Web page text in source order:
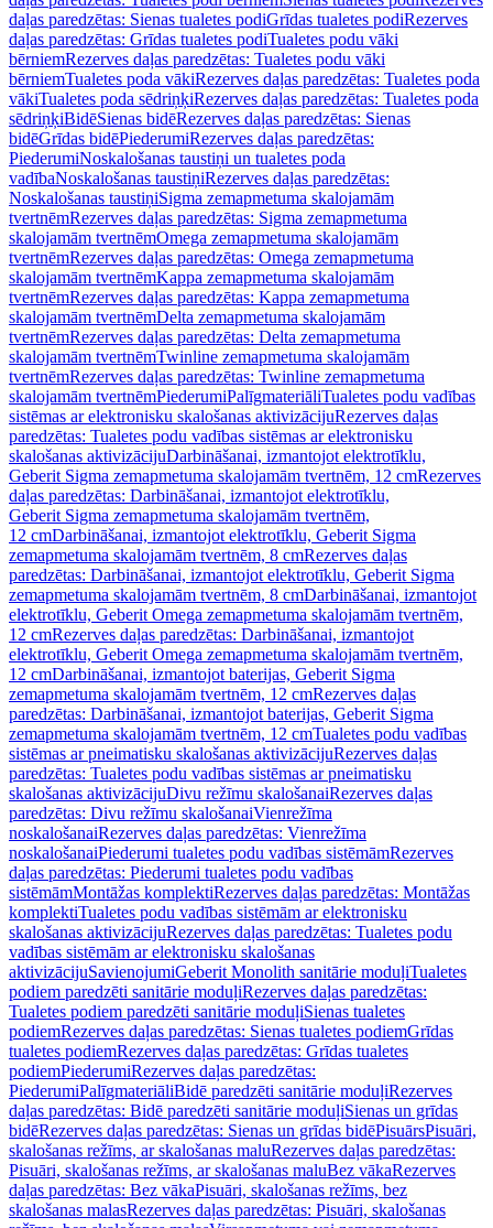
daļas paredzētas: Sienas tualetes podiGrīdas tualetes podiRezerves
daļas paredzētas: Grīdas tualetes podiTualetes podu vāki
bērniemRezerves daļas paredzētas: Tualetes podu vāki
bērniemTualetes poda vākiRezerves daļas paredzētas: Tualetes poda
vākiTualetes poda sēdriņķiRezerves daļas paredzētas: Tualetes poda
sēdriņķiBidēSienas bidēRezerves daļas paredzētas: Sienas
bidēGrīdas bidēPiederumiRezerves daļas paredzētas:
PiederumiNoskalošanas taustiņi un tualetes poda
vadībaNoskalošanas taustiņiRezerves daļas paredzētas:
Noskalošanas taustiņiSigma zemapmetuma skalojamām
tvertnēmRezerves daļas paredzētas: Sigma zemapmetuma
skalojamām tvertnēmOmega zemapmetuma skalojamām
tvertnēmRezerves daļas paredzētas: Omega zemapmetuma
skalojamām tvertnēmKappa zemapmetuma skalojamām
tvertnēmRezerves daļas paredzētas: Kappa zemapmetuma
skalojamām tvertnēmDelta zemapmetuma skalojamām
tvertnēmRezerves daļas paredzētas: Delta zemapmetuma
skalojamām tvertnēmTwinline zemapmetuma skalojamām
tvertnēmRezerves daļas paredzētas: Twinline zemapmetuma
skalojamām tvertnēmPiederumiPalīgmateriāliTualetes podu vadības
sistēmas ar elektronisku skalošanas aktivizācijuRezerves daļas
paredzētas: Tualetes podu vadības sistēmas ar elektronisku
skalošanas aktivizācijuDarbināšanai, izmantojot elektrotīklu,
Geberit Sigma zemapmetuma skalojamām tvertnēm, 12 cmRezerves
daļas paredzētas: Darbināšanai, izmantojot elektrotīklu,
Geberit Sigma zemapmetuma skalojamām tvertnēm,
12 cmDarbināšanai, izmantojot elektrotīklu, Geberit Sigma
zemapmetuma skalojamām tvertnēm, 8 cmRezerves daļas
paredzētas: Darbināšanai, izmantojot elektrotīklu, Geberit Sigma
zemapmetuma skalojamām tvertnēm, 8 cmDarbināšanai, izmantojot
elektrotīklu, Geberit Omega zemapmetuma skalojamām tvertnēm,
12 cmRezerves daļas paredzētas: Darbināšanai, izmantojot
elektrotīklu, Geberit Omega zemapmetuma skalojamām tvertnēm,
12 cmDarbināšanai, izmantojot baterijas, Geberit Sigma
zemapmetuma skalojamām tvertnēm, 12 cmRezerves daļas
paredzētas: Darbināšanai, izmantojot baterijas, Geberit Sigma
zemapmetuma skalojamām tvertnēm, 12 cmTualetes podu vadības
sistēmas ar pneimatisku skalošanas aktivizācijuRezerves daļas
paredzētas: Tualetes podu vadības sistēmas ar pneimatisku
skalošanas aktivizācijuDivu režīmu skalošanaiRezerves daļas
paredzētas: Divu režīmu skalošanaiVienrežīma
noskalošanaiRezerves daļas paredzētas: Vienrežīma
noskalošanaiPiederumi tualetes podu vadības sistēmāmRezerves
daļas paredzētas: Piederumi tualetes podu vadības
sistēmāmMontāžas komplektiRezerves daļas paredzētas: Montāžas
komplektiTualetes podu vadības sistēmām ar elektronisku
skalošanas aktivizācijuRezerves daļas paredzētas: Tualetes podu
vadības sistēmām ar elektronisku skalošanas
aktivizācijuSavienojumiGeberit Monolith sanitārie moduļiTualetes
podiem paredzēti sanitārie moduļiRezerves daļas paredzētas:
Tualetes podiem paredzēti sanitārie moduļiSienas tualetes
podiemRezerves daļas paredzētas: Sienas tualetes podiemGrīdas
tualetes podiemRezerves daļas paredzētas: Grīdas tualetes
podiemPiederumiRezerves daļas paredzētas:
PiederumiPalīgmateriāliBidē paredzēti sanitārie moduļiRezerves
daļas paredzētas: Bidē paredzēti sanitārie moduļiSienas un grīdas
bidēRezerves daļas paredzētas: Sienas un grīdas bidēPisuārsPisuāri,
skalošanas režīms, ar skalošanas maluRezerves daļas paredzētas:
Pisuāri, skalošanas režīms, ar skalošanas maluBez vākaRezerves
daļas paredzētas: Bez vākaPisuāri, skalošanas režīms, bez
skalošanas malasRezerves daļas paredzētas: Pisuāri, skalošanas